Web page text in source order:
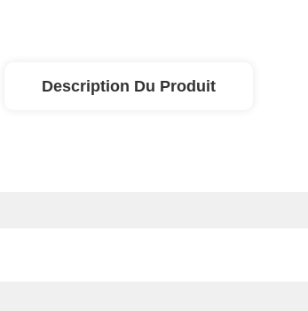
Description Du Produit